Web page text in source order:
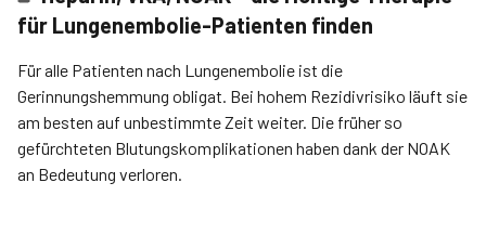
für Lungenembolie-Patienten finden
Für alle Patienten nach Lungenembolie ist die
Gerinnungshemmung obligat. Bei hohem Rezidivrisiko läuft sie
am besten auf unbestimmte Zeit weiter. Die früher so
gefürchteten Blutungskomplikationen haben dank der NOAK
an Bedeutung verloren.